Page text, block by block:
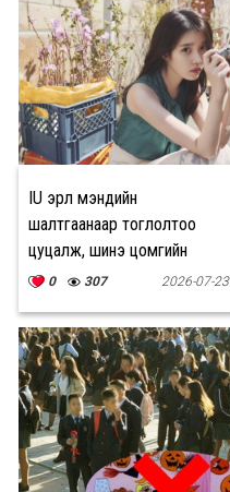
IU эрүүл мэндийн
шалтгаанаар тоглолтоо
цуцалж, шинэ цомгийн
нээлтээ хойшлууллаа
0 307 2026-07-23